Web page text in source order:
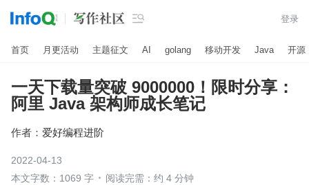
 登录
首页 月更活动 主题征文 AI golang 移动开发 Java 开源
一天下载量突破 9000000！限时分享：
阿里 Java 架构师成长笔记
作者： 爱好编程进阶
2022-04-13
本文字数：1069 字
阅读完需：约 4 分钟